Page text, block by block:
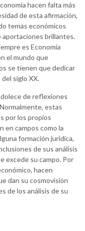
hacen falta más
de esta afirmación,
temas económicos
aportaciones brillantes.
es Economía
el mundo que
se tienen que dedicar
siglo XX.
de reflexiones
estas
por los propios
en campos como la
formación jurídica,
de sus análisis
excede su campo. Por
hacen
dan su cosmovisión
de los análisis de su